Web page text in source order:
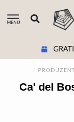
MENU
/
Ca' del